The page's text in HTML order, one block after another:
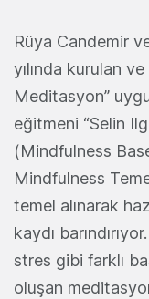
Rüya Candemir
yılında kurulan
Meditasyon”
eğitmeni “Selin
(Mindfulness
Mindfulness
temel alınarak
kaydı
stres gibi farklı
oluşan